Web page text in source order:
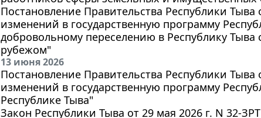
Постановление Правительства Республики
изменений в государственную программу
добровольному переселению в Республику
рубежом"
13 июня 2026
Постановление Правительства Республики Тыва
изменений в государственную программу
Республике Тыва"
Закон Республики Тыва от 29 мая 2026 г. N 32-